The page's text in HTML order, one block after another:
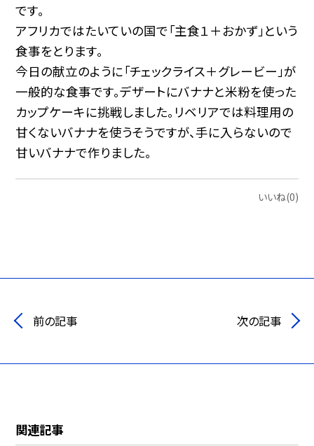
です。
アフリカではたいていの国で「主食１＋おかず」という
食事をとります。
今日の献立のように「チェックライス＋グレービー」が
一般的な食事です。デザートにバナナと米粉を使った
カップケーキに挑戦しました。リベリアでは料理用の
甘くないバナナを使うそうですが、手に入らないので
甘いバナナで作りました。
いいね(0)
前の記事 次の記事
関連記事